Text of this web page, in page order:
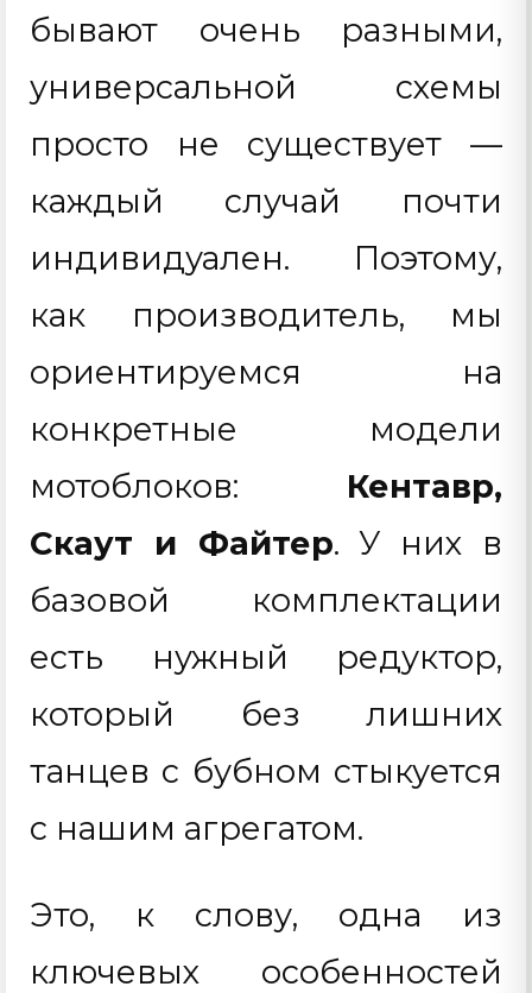
бывают очень разными,
универсальной схемы
просто не существует —
каждый случай почти
индивидуален. Поэтому,
как производитель, мы
ориентируемся на
конкретные модели
мотоблоков: Кентавр,
Скаут и Файтер. У них в
базовой комплектации
есть нужный редуктор,
который без лишних
танцев с бубном стыкуется
с нашим агрегатом.
Это, к слову, одна из
ключевых особенностей